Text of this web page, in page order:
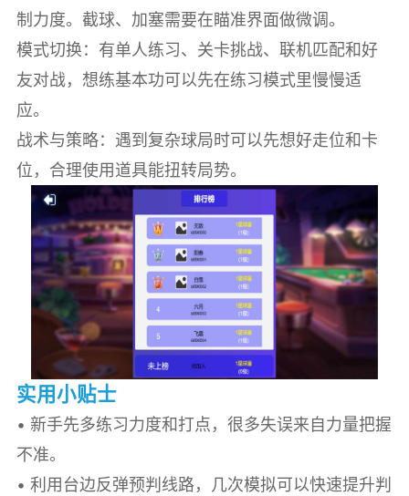
制力度。截球、加塞需要在瞄准界面做微调。
模式切换：有单人练习、关卡挑战、联机匹配和好
友对战，想练基本功可以先在练习模式里慢慢适
应。
战术与策略：遇到复杂球局时可以先想好走位和卡
位，合理使用道具能扭转局势。
实用小贴士
• 新手先多练习力度和打点，很多失误来自力量把握
不准。
• 利用台边反弹预判线路，几次模拟可以快速提升判